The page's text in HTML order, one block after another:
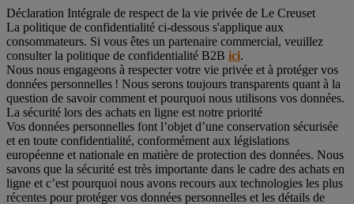
Déclaration Intégrale de respect de la vie privée de Le Creuset
La politique de confidentialité ci-dessous s'applique aux
consommateurs. Si vous êtes un partenaire commercial, veuillez
consulter la politique de confidentialité B2B ici.
Nous nous engageons à respecter votre vie privée et à protéger vos
données personnelles ! Nous serons toujours transparents quant à la
question de savoir comment et pourquoi nous utilisons vos données.
La sécurité lors des achats en ligne est notre priorité
Vos données personnelles font l’objet d’une conservation sécurisée
et en toute confidentialité, conformément aux législations
européenne et nationale en matière de protection des données. Nous
savons que la sécurité est très importante dans le cadre des achats en
ligne et c’est pourquoi nous avons recours aux technologies les plus
récentes pour protéger vos données personnelles et les détails de